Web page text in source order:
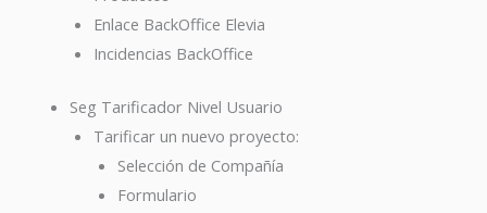
Enlace BackOffice Elevia
Incidencias BackOffice
Seg Tarificador Nivel Usuario
Tarificar un nuevo proyecto:
Selección de Compañía
Formulario